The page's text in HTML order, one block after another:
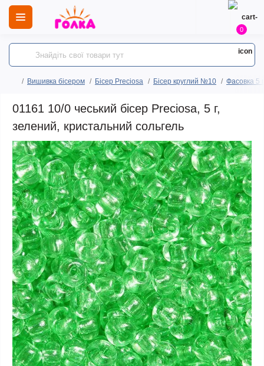
0
Вишивка бісером Бісер Preciosa Бісер круглий №10 Фасовка 5
01161 10/0 чеський бісер Preciosa, 5 г,
зелений, кристальний сольгель